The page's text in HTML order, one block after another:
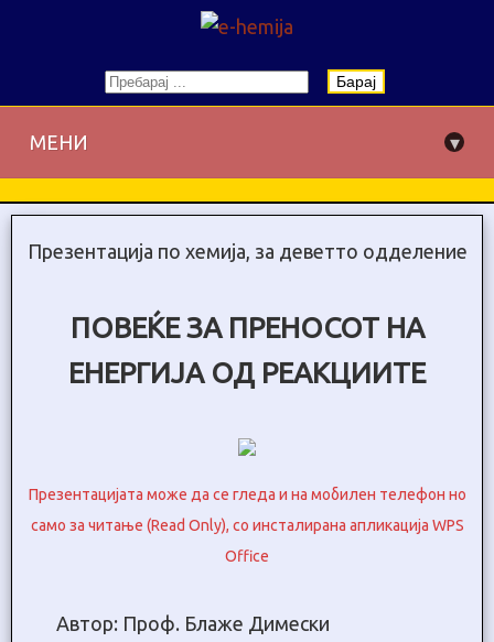
Барај
МЕНИ ▾
Презентација по хемија, за деветто одделение
ПОВЕЌЕ ЗА ПРЕНОСОТ НА
ЕНЕРГИЈА ОД РЕАКЦИИТЕ
Презентацијата може да се гледа и на мобилен телефон но
само за читање (Read Only), со инсталирана апликација WPS
Office
Автор: Проф. Блаже Димески